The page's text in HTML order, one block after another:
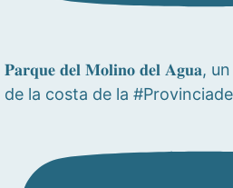
𝐏𝐚𝐫𝐪𝐮𝐞 𝐝𝐞𝐥 𝐌𝐨𝐥𝐢𝐧𝐨 𝐝𝐞𝐥 𝐀𝐠𝐮𝐚,
de la costa de la